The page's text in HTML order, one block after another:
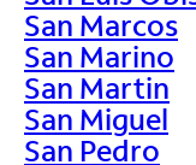
San Marcos
San Marino
San Martin
San Miguel
San Pedro